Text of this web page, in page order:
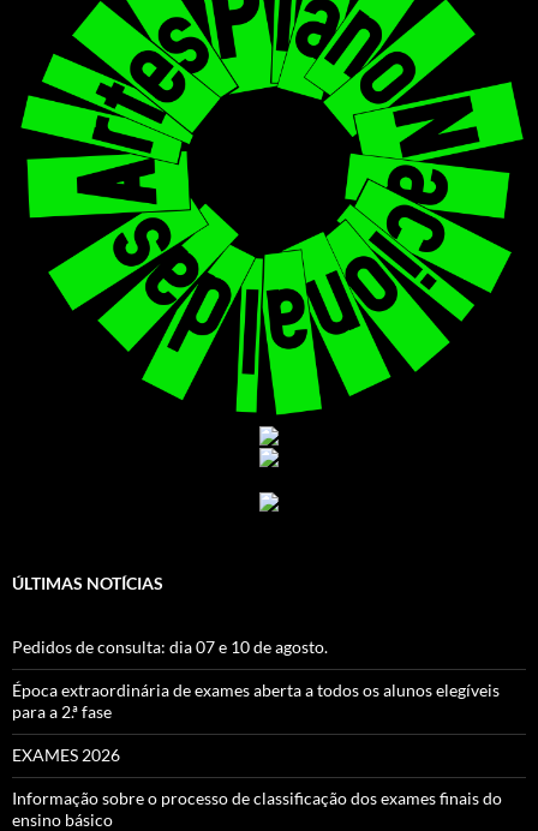
ÚLTIMAS NOTÍCIAS
Pedidos de consulta: dia 07 e 10 de agosto.
Época extraordinária de exames aberta a todos os alunos elegíveis
para a 2.ª fase
EXAMES 2026
Informação sobre o processo de classificação dos exames finais do
ensino básico